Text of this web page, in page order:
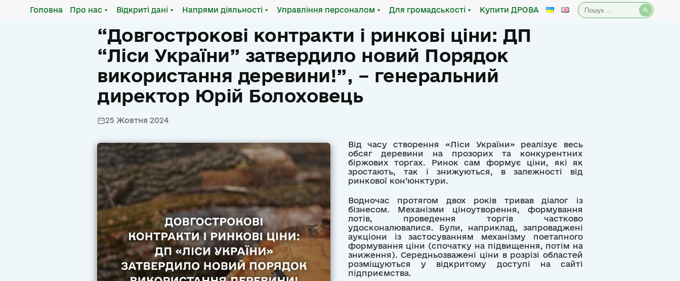
Головна Про нас Відкриті дані Напрями діяльності Управління персоналом Для громадськості Купити ДРОВА Пошук:
“Довгострокові контракти і ринкові ціни: ДП
“Ліси України” затвердило новий Порядок
використання деревини!”, – генеральний
директор Юрій Болоховець
25 Жовтня 2024
Від часу створення «Ліси України» реалізує весь
обсяг деревини на прозорих та конкурентних
біржових торгах. Ринок сам формує ціни, які як
зростають, так і знижуються, в залежності від
ринкової кон’юнктури.
Водночас протягом двох років тривав діалог із
бізнесом. Механізми ціноутворення, формування
лотів, проведення торгів частково
удосконалювалися. Були, наприклад, запроваджені
аукціони із застосуванням механізму поетапного
формування ціни (спочатку на підвищення, потім на
зниження). Середньозважені ціни в розрізі областей
розміщуються у відкритому доступі на сайті
підприємства.